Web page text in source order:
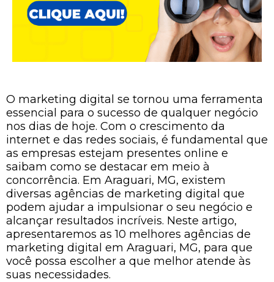
O marketing digital se tornou uma ferramenta
essencial para o sucesso de qualquer negócio
nos dias de hoje. Com o crescimento da
internet e das redes sociais, é fundamental que
as empresas estejam presentes online e
saibam como se destacar em meio à
concorrência. Em Araguari, MG, existem
diversas agências de marketing digital que
podem ajudar a impulsionar o seu negócio e
alcançar resultados incríveis. Neste artigo,
apresentaremos as 10 melhores agências de
marketing digital em Araguari, MG, para que
você possa escolher a que melhor atende às
suas necessidades.